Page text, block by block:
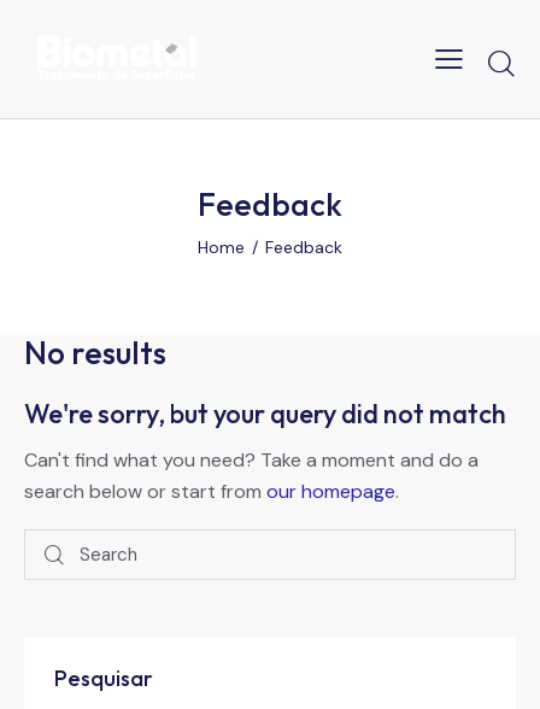
Feedback
Home Feedback
No results
We're sorry, but your query did not match
Can't find what you need? Take a moment and do a
search below or start from our homepage.
Pesquisar